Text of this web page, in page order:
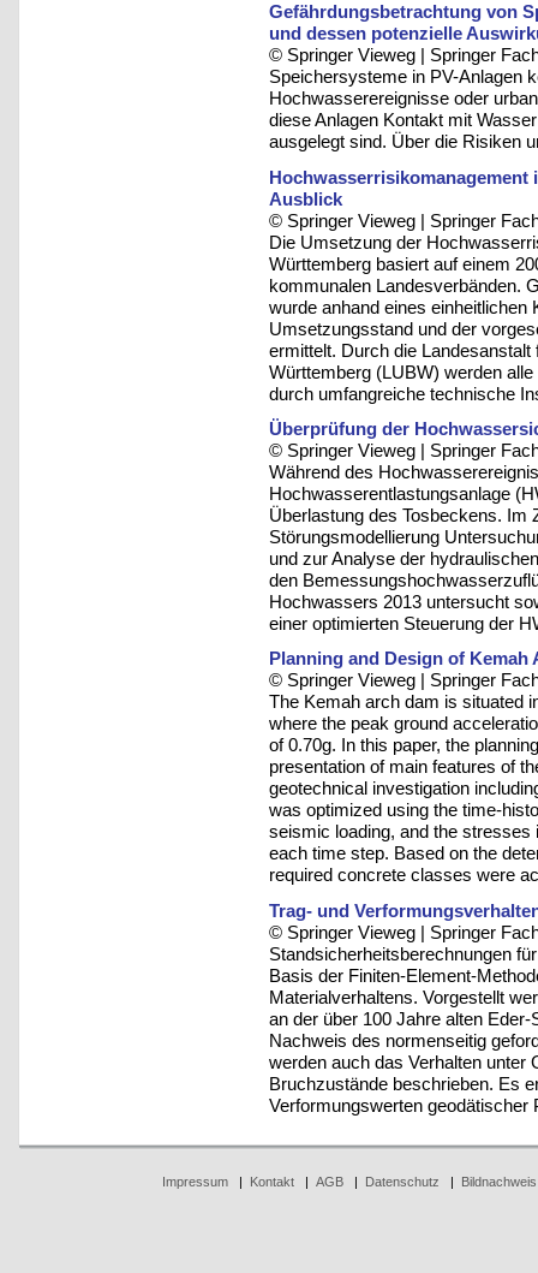
Gefährdungsbetrachtung von
und dessen potenzielle
© Springer Vieweg | Springer
Speichersysteme in PV-Anlagen
Hochwasserereignisse oder
diese Anlagen Kontakt mit
ausgelegt sind. Über die Risiken
Ausblick
© Springer Vieweg | Springer
Die Umsetzung der
Württemberg basiert auf einem
kommunalen Landesverbänden.
wurde anhand eines einheitlichen
Umsetzungsstand und der
ermittelt. Durch die
Württemberg (LUBW) werden
durch umfangreiche technische
Überprüfung der
© Springer Vieweg | Springer
Während des
Hochwasserentlastungsanlage
Überlastung des Tosbeckens. Im
Störungsmodellierung
und zur Analyse der
den
Hochwassers 2013 untersucht
einer optimierten Steuerung der
Planning and Design of Kemah
© Springer Vieweg | Springer
The Kemah arch dam is situated
where the peak ground
of 0.70g. In this paper, the
presentation of main features of
geotechnical investigation
was optimized using the time-
seismic loading, and the stresses
each time step. Based on the
required concrete classes were
Trag- und
© Springer Vieweg | Springer
Standsicherheitsberechnungen
Basis der Finiten-Element-
Materialverhaltens. Vorgestellt
an der über 100 Jahre alten
Nachweis des normenseitig
werden auch das Verhalten unter
Bruchzustände beschrieben. Es
Verformungswerten geodätischer
Impressum| Kontakt| AGB| Datenschutz | Bildnachweis